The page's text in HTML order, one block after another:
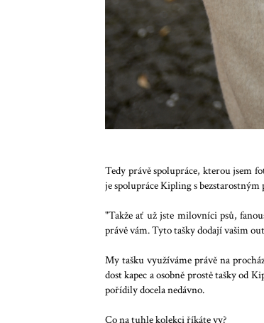
Tedy právě spolupráce, kterou jsem
je spolupráce Kipling s
"Takže ať už jste milovníci psů,
právě vám. Tyto tašky dodají vašim
My tašku využíváme právě na
dost kapec a osobně prostě tašky od
pořídily docela nedávno.
Co na tuhle kolekci říkáte vy?